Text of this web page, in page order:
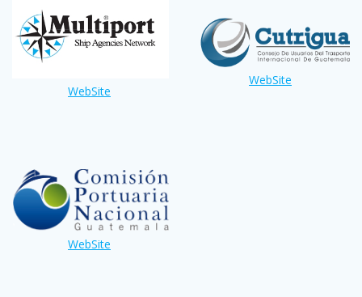
WebSite
WebSite
WebSite